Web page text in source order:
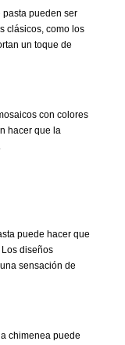
pasta pueden ser
clásicos, como los
un toque de
con colores
hacer que la
puede hacer que
diseños
sensación de
chimenea puede